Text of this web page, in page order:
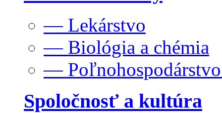
— Lekárstvo
— Biológia a chémia
—
Spoločnosť a kultúra